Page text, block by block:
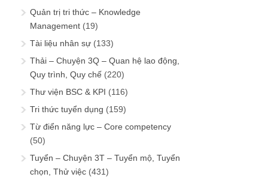
Quản trị tri thức – Knowledge
Management (19)
Tài liệu nhân sự (133)
Thải – Chuyện 3Q – Quan hệ lao động,
Quy trình, Quy chế (220)
Thư viện BSC & KPI (116)
Tri thức tuyển dụng (159)
Từ điển năng lực – Core competency
(50)
Tuyển – Chuyện 3T – Tuyển mộ, Tuyển
chọn, Thử việc (431)